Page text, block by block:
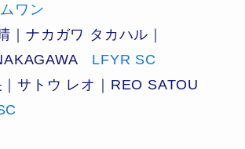
ワン
ナカガワ タカハル｜
LFYR SC
サトウ レオ｜REO SATOU